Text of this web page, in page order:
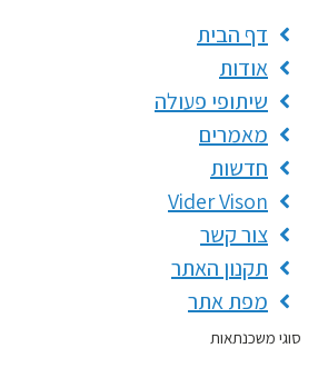
דף הבית
אודות
שיתופי פעולה
מאמרים
חדשות
Vider Vison
צור קשר
תקנון האתר
מפת אתר
משכנתאות